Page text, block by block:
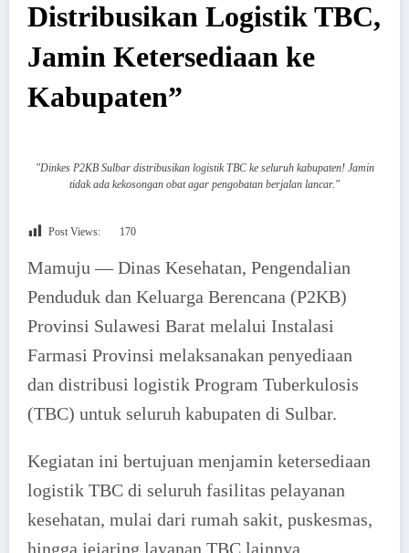
Distribusikan Logistik TBC,
Jamin Ketersediaan ke
Kabupaten”
"Dinkes P2KB Sulbar distribusikan logistik TBC ke seluruh kabupaten! Jamin
tidak ada kekosongan obat agar pengobatan berjalan lancar."
Post Views: 170
Mamuju — Dinas Kesehatan, Pengendalian
Penduduk dan Keluarga Berencana (P2KB)
Provinsi Sulawesi Barat melalui Instalasi
Farmasi Provinsi melaksanakan penyediaan
dan distribusi logistik Program Tuberkulosis
(TBC) untuk seluruh kabupaten di Sulbar.
Kegiatan ini bertujuan menjamin ketersediaan
logistik TBC di seluruh fasilitas pelayanan
kesehatan, mulai dari rumah sakit, puskesmas,
hingga jejaring layanan TBC lainnya.